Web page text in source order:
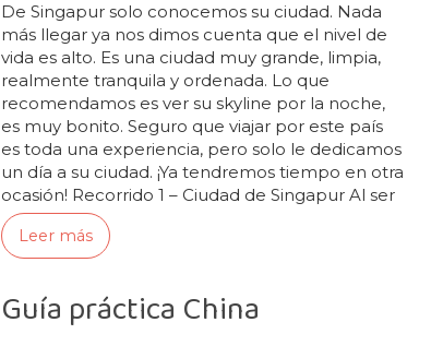
De Singapur solo conocemos su ciudad. Nada
más llegar ya nos dimos cuenta que el nivel de
vida es alto. Es una ciudad muy grande, limpia,
realmente tranquila y ordenada. Lo que
recomendamos es ver su skyline por la noche,
es muy bonito. Seguro que viajar por este país
es toda una experiencia, pero solo le dedicamos
un día a su ciudad. ¡Ya tendremos tiempo en otra
ocasión! Recorrido 1 – Ciudad de Singapur Al ser
una ciudad de paso, nos hemos…
Leer más
Guía práctica China